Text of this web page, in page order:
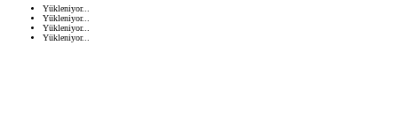
Yükleniyor...
Yükleniyor...
Yükleniyor...
Yükleniyor...